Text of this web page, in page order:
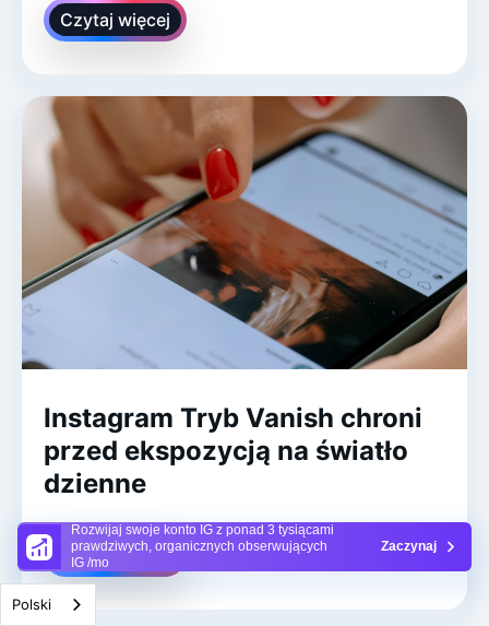
Rozwijaj swoje konto IG z ponad 3 tysiącami
prawdziwych, organicznych obserwujących
IG /mo
Zaczynaj
Czytaj więcej
Instagram Tryb Vanish chroni
przed ekspozycją na światło
dzienne
Czytaj więcej
Polski